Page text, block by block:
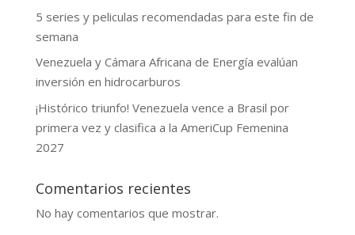
5 series y peliculas recomendadas para este fin de
semana
Venezuela y Cámara Africana de Energía evalúan
inversión en hidrocarburos
¡Histórico triunfo! Venezuela vence a Brasil por
primera vez y clasifica a la AmeriCup Femenina
2027
Comentarios recientes
No hay comentarios que mostrar.